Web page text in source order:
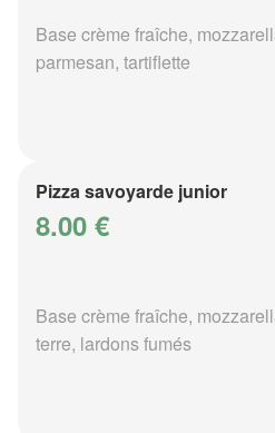
Base crème fraîche,
parmesan, tartiflette
Pizza savoyarde junior
8.00 €
Base crème fraîche,
terre, lardons fumés